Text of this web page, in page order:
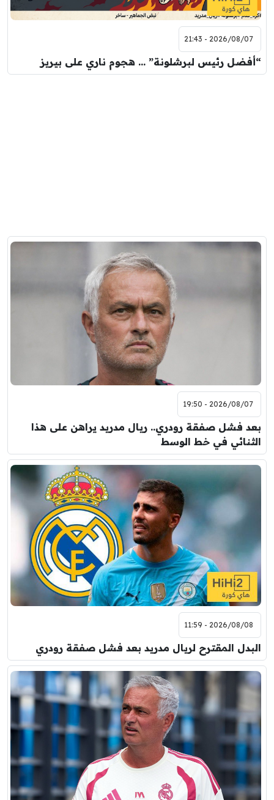
2026/08/07 - 21:43
“أفضل رئيس لبرشلونة” … هجوم ناري على بيريز
2026/08/07 - 19:50
بعد فشل صفقة رودري.. ريال مدريد يراهن على هذا
الثنائي في خط الوسط
2026/08/08 - 11:59
البدل المقترح لريال مدريد بعد فشل صفقة رودري